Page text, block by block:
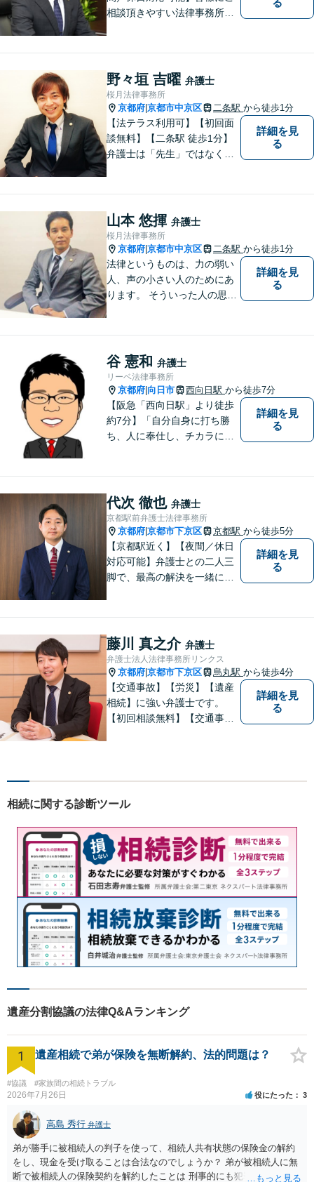
相談頂きやすい法律事務所を
応可能。【法テラス利用可】
ご相談者様に寄り添って対
応。お悩みの方はお気軽にご
相談ください。
野々垣 吉曜 弁護士
桜月法律事務所
京都府 京都市中京区 二条駅 から徒歩1分
【法テラス利用可】【初回面
談無料】【二条駅 徒歩1分】
弁護士は「先生」ではなく、
居が高いと思っていらっしゃ
る方こそ、是非一度ご相談く
ださい。
詳細を見
る
山本 悠揮 弁護士
桜月法律事務所
京都府 京都市中京区 二条駅 から徒歩1分
法律というものは、力の弱い
人、声の小さい人のためにあ
ります。 そういった人の思い
目指します。
詳細を見
る
谷 憲和 弁護士
リーベ法律事務所
京都府 向日市 西向日駅 から徒歩7分
【阪急「西向日駅」より徒歩
約7分】「自分自身に打ち勝
ち、人に奉仕し、チカラにな
じて弁護活動をおこなってま
いります。お気軽にご相談く
ださい。
詳細を見
る
代次 徹也 弁護士
京都駅前弁護士法律事務所
京都府 京都市下京区 京都駅 から徒歩5分
【京都駅近く】【夜間／休日
対応可能】弁護士との二人三
脚で、最高の解決を一緒に目
可能です。【地域に根ざした
弁護士】まずは当事務所の無
料法律相談をご体験くださ
い。
詳細を見
る
藤川 真之介 弁護士
弁護士法人法律事務所リンクス
京都府 京都市下京区 烏丸駅 から徒歩4分
【交通事故】【労災】【遺産
相続】に強い弁護士です。
【初回相談無料】【交通事故
徒歩５分】の法律事務所リン
経験１０年以上】になりま
す。
詳細を見
る
相続に関する診断ツール
遺産分割協議の法律Q&Aランキング
1 遺産相続で弟が保険を無断解約、法的問題は？
#協議 #家族間の相続トラブル
2026年7月26日 役にたった 3
高島 秀行 弁護士
弟が勝手に被相続人の判子を使って、相続人共有状態の保険金の解約
をし、現金を受け取ることは合法なのでしょうか？ 弟が被相続人に無
断で被相続人の保険契約を解約したことは 刑事的にも犯罪となる可能